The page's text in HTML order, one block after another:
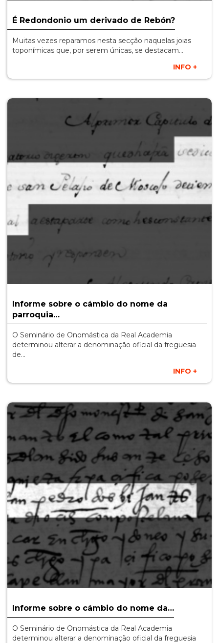
É Redondonio um derivado de Rebón?
Muitas vezes reparamos nesta secção naquelas joias
toponímicas que, por serem únicas, se destacam…
INFO +
Informe sobre o cámbio do nome da
parroquia…
O Seminário de Onomástica da Real Academia
determinou alterar a denominação oficial da freguesia
de…
INFO +
Informe sobre o cámbio do nome da…
O Seminário de Onomástica da Real Academia
determinou alterar a denominação oficial da freguesia